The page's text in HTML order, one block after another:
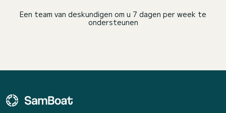
Een team van deskundigen om u 7 dagen per week te
ondersteunen